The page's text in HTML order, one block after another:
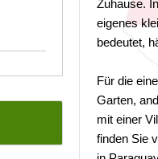
Zuhause.
eigenes
bedeutet,
Für die
Garten,
mit einer
finden Sie